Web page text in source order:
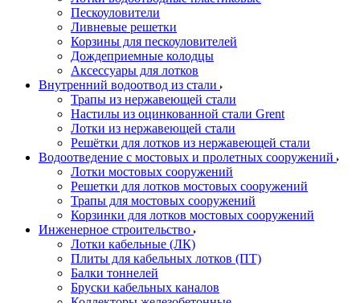
Пескоуловители
Ливневые решетки
Корзины для пескоуловителей
Дождеприемные колодцы
Аксессуары для лотков
Внутренний водоотвод из стали
Трапы из нержавеющей стали
Настилы из оцинкованной стали Grent
Лотки из нержавеющей стали
Решётки для лотков из нержавеющей стали
Водоотведение с мостовых и пролетных сооружений
Лотки мостовых сооружений
Решетки для лотков мостовых сооружений
Трапы для мостовых сооружений
Корзинки для лотков мостовых сооружений
Инженерное строительство
Лотки кабельные (ЛК)
Плиты для кабельных лотков (ПТ)
Балки тоннелей
Бруски кабельных каналов